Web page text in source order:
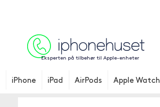
Eksperten på tilbehør til Apple-enheter
iPhone iPad AirPods Apple Watch